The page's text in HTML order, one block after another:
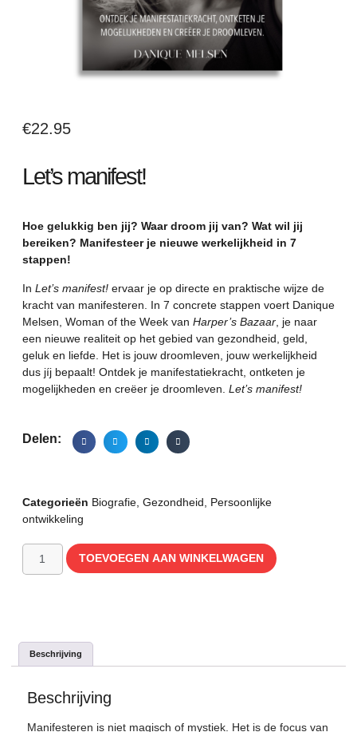
€22.95
Let’s manifest!
Hoe gelukkig ben jij? Waar droom jij van? Wat wil jij
bereiken? Manifesteer je nieuwe werkelijkheid in 7
stappen!
In Let’s manifest! ervaar je op directe en praktische wijze de
kracht van manifesteren. In 7 concrete stappen voert Danique
Melsen, Woman of the Week van Harper’s Bazaar , je naar
een nieuwe realiteit op het gebied van gezondheid, geld,
geluk en liefde. Het is jouw droomleven, jouw werkelijkheid
dus jíj bepaalt! Ontdek je manifestatiekracht, ontketen je
mogelijkheden en creëer je droomleven. Let’s manifest!
Delen:
Categorieën Biografie Gezondheid
Persoonlijke
ontwikkeling
TOEVOEGEN AAN WINKELWAGEN
Beschrijving
Beschrijving
Manifesteren is niet magisch of mystiek. Het is de focus van